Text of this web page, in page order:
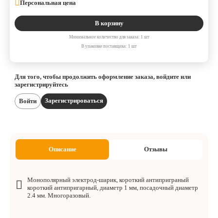
Персональная цена
В корзину
Минимальное количество для заказа: 1 шт
В упаковке поставщика: 1 шт
Для того, чтобы продолжить оформление заказа, войдите или
зарегистрируйтесь
Войти Зарегистрироваться
Описание Отзывы
Монополярный электрод-шарик, короткий антиприграный
короткий антипригарный, диаметр 1 мм, посадочный диаметр
2.4 мм. Многоразовый.